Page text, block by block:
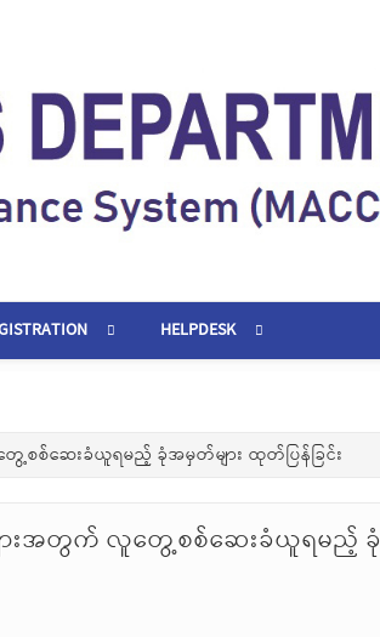
HELPDESK
စစ်ဆေးခံယူရမည့် ခုံအမှတ်များ ထုတ်ပြန်ခြင်း
ျားအတွက် လူတွေ့စစ်ဆေးခံယူရမည့် ခုံ